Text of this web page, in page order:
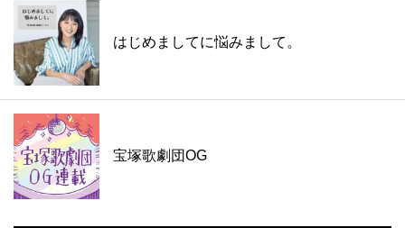
はじめましてに悩みまして。
宝塚歌劇団OG